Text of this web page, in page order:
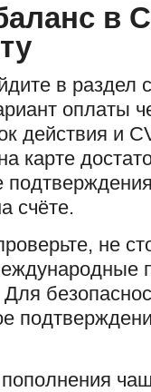
в
в
оплаты
действия и
карте
счёте.
не